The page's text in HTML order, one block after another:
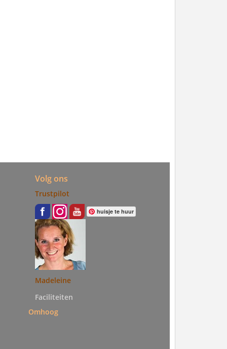
Volg ons
Trustpilot
huisje te huur
Madeleine
Faciliteiten
Omhoog